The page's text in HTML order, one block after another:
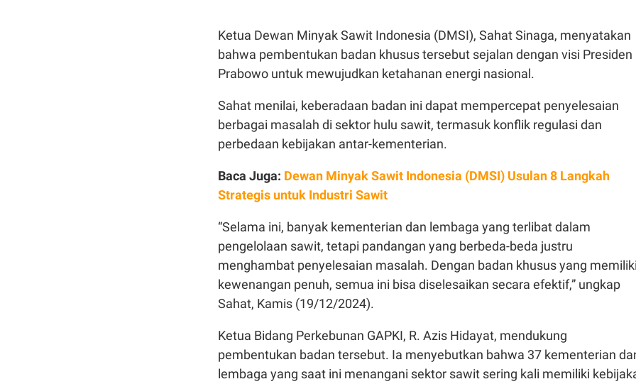
Ketua Dewan Minyak Sawit Indonesia (DMSI), Sahat Sinaga, menyatakan
bahwa pembentukan badan khusus tersebut sejalan dengan visi Presiden
Prabowo untuk mewujudkan ketahanan energi nasional.
Sahat menilai, keberadaan badan ini dapat mempercepat penyelesaian
berbagai masalah di sektor hulu sawit, termasuk konflik regulasi dan
perbedaan kebijakan antar-kementerian.
Baca Juga: Dewan Minyak Sawit Indonesia (DMSI) Usulan 8 Langkah
Strategis untuk Industri Sawit
“Selama ini, banyak kementerian dan lembaga yang terlibat dalam
pengelolaan sawit, tetapi pandangan yang berbeda-beda justru
menghambat penyelesaian masalah. Dengan badan khusus yang
kewenangan penuh, semua ini bisa diselesaikan secara efektif,” ungkap
Sahat, Kamis (19/12/2024).
Ketua Bidang Perkebunan GAPKI, R. Azis Hidayat, mendukung
pembentukan badan tersebut. Ia menyebutkan bahwa 37 kementerian
lembaga yang saat ini menangani sektor sawit sering kali memiliki